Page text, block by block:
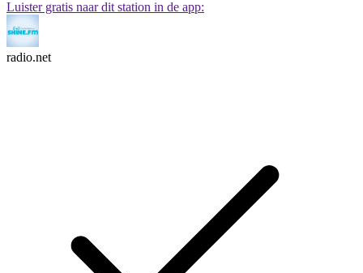
Luister gratis naar dit station in de app:
radio.net